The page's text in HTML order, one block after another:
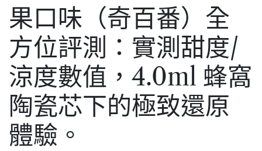
果口味（奇百番）全
方位評測：實測甜度/
涼度數值，4.0ml 蜂窩
陶瓷芯下的極致還原
體驗。